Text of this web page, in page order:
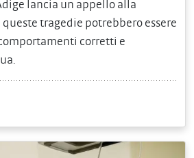
lancia un appello alla
tragedie potrebbero essere
corretti e